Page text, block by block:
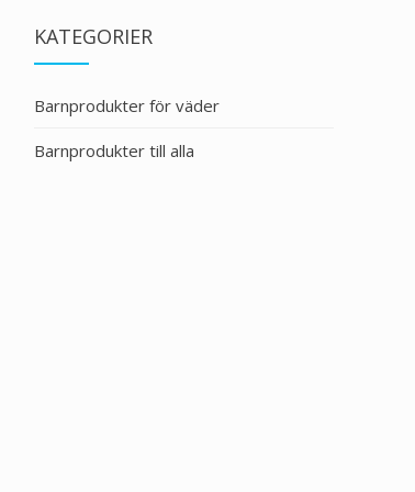
KATEGORIER
Barnprodukter för väder
Barnprodukter till alla